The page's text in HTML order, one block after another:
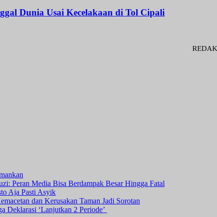
Dunia Usai Kecelakaan di Tol Cipali
REDAKSI :
Peran Media Bisa Berdampak Besar Hingga Fatal
Aja Pasti Asyik
dan Kerusakan Taman Jadi Sorotan
Deklarasi ‘Lanjutkan 2 Periode’